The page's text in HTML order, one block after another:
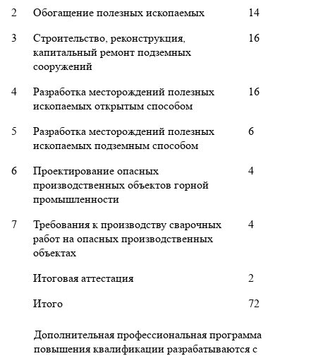
2 Обогащение полезных ископаемых
14
3
Строительство, реконструкция,
капитальный ремонт подземных
сооружений
16
4
Разработка месторождений полезных
ископаемых открытым способом
16
5
Разработка месторождений полезных
ископаемых подземным способом
6
6
Проектирование опасных
производственных объектов горной
промышленности
4
7
Требования к производству сварочных
работ на опасных производственных
объектах
4
Итоговая аттестация
2
Итого
72
Дополнительная профессиональная программа
повышения квалификации разрабатываются с